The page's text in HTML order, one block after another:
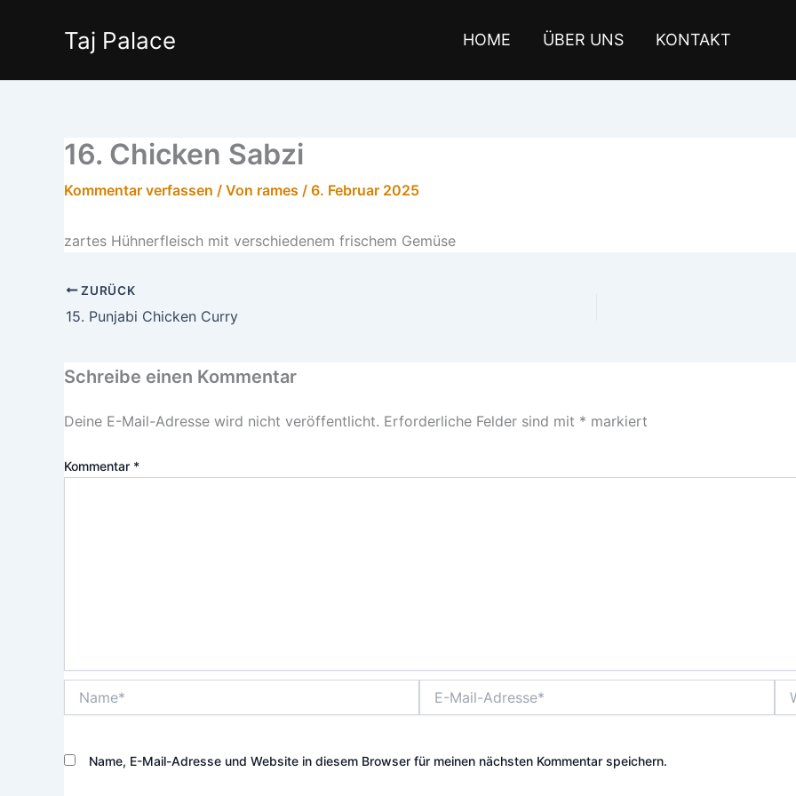
Taj Palace HOME ÜBER UNS KONTAKT
16. Chicken Sabzi
Kommentar verfassen / Von rames / 6. Februar 2025
zartes Hühnerfleisch mit verschiedenem frischem Gemüse
ZURÜCK
15. Punjabi Chicken Curry
Schreibe einen Kommentar
Deine E-Mail-Adresse wird nicht veröffentlicht. Erforderliche Felder sind mit * markiert
Kommentar *
Mail-
Name, E-Mail-Adresse und Website in diesem Browser für meinen nächsten Kommentar speichern.